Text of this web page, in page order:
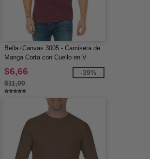
Bella+Canvas 3005 - Camiseta de
Manga Corta con Cuello en V
Unisex
$6,66
$11,00
-39%